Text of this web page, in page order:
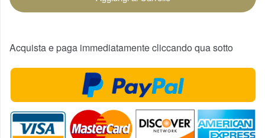
Acquista e paga immediatamente cliccando qua sotto